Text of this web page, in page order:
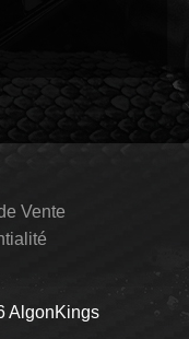
Vente
AlgonKings